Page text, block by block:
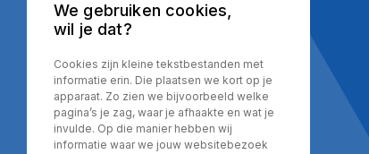
We gebruiken cookies,
wil je dat?
Cookies zijn kleine tekstbestanden met
informatie erin. Die plaatsen we kort op je
apparaat. Zo zien we bijvoorbeeld welke
pagina’s je zag, waar je afhaakte en wat je
invulde. Op die manier hebben wij
informatie waar we jouw websitebezoek